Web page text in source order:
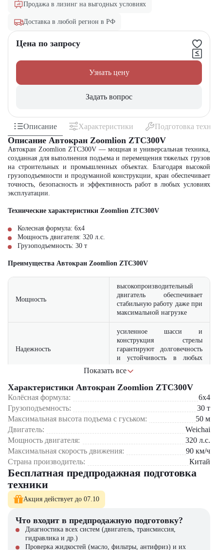
Продажа в лизинг на выгодных условиях
Доставка в любой регион в РФ
Цена по запросу
Узнать цену
Задать вопрос
Описание Характеристики Подготовка
Описание Автокран Zoomlion ZTC300V
Автокран Zoomlion ZTC300V — мощная и универсальная техника,
созданная для выполнения подъема и перемещения тяжелых грузов
на строительных и промышленных объектах. Благодаря высокой
грузоподъемности и продуманной конструкции, кран обеспечивает
точность, безопасность и эффективность работ в любых условиях
эксплуатации.
Технические характеристики Zoomlion ZTC300V
Колесная формула: 6x4
Мощность двигателя: 320 л.с.
Грузоподъемность: 30 т
Преимущества Автокран Zoomlion ZTC300V
Мощность
высокопроизводительный
двигатель обеспечивает
стабильную работу даже при
максимальной нагрузке
Надежность
усиленное шасси и
конструкция стрелы
гарантируют долговечность
и устойчивость в любых
Маневренность
оптимальная колесная
формула и компактные
габариты позволяют
эффективно работать в
ограниченном пространстве
современная гидравлика и
системы контроля нагрузки
обеспечивают точность и
безопасность при подъеме
груза
Экономичность
Где применяется Автокран Zoomlion ZTC300V?
Показать все
Характеристики Автокран Zoomlion ZTC300V
Колёсная формула:
6x4
Грузоподъемность:
30 т
Максимальная высота подъема с гуськом:
50 м
Двигатель:
Weichai
Мощность двигателя:
320 л.с.
Максимальная скорость движения:
90 км/ч
Страна производитель:
Китай
Бесплатная предпродажная подготовка
техники
Акция действует до 07.10
Что входит в предпродажную подготовку?
Диагностика всех систем (двигатель, трансмиссия,
гидравлика и др.)
Проверка жидкостей (масло, фильтры, антифриз) и их